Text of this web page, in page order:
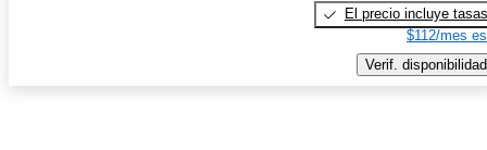
El precio incluye tasas
$112/mes
Verif. disponibilidad